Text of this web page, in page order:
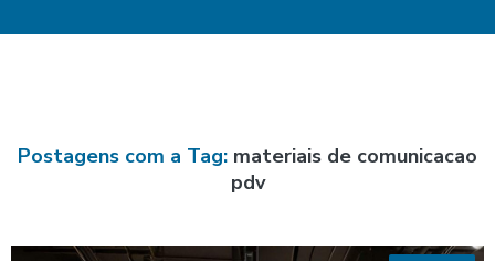
Postagens com a Tag: materiais de comunicacao
pdv